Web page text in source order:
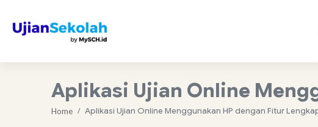
Aplikasi Ujian Online
Home Aplikasi Ujian Online Menggunakan HP dengan Fitur